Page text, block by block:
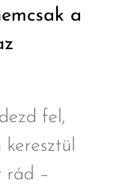
a
fel,
rád –